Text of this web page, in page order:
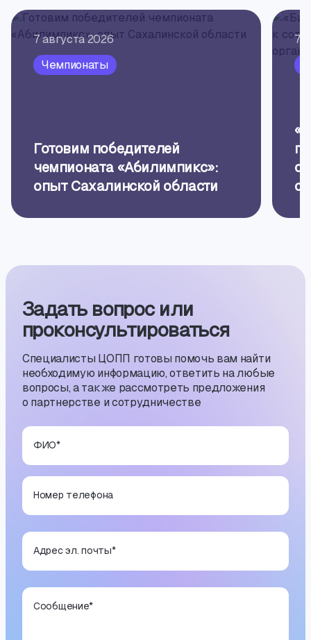
7 августа 2026
Чемпионаты
Готовим победителей
чемпионата «Абилимпикс»:
опыт Сахалинской области
7
Задать вопрос или
проконсуль­тиро­ваться
Специалисты ЦОПП готовы помочь вам найти
необходимую информацию, ответить на любые
вопросы, а также рассмотреть предложения
о партнерстве и сотрудничестве
ФИО*
Номер телефона
Адрес эл. почты*
Сообщение*